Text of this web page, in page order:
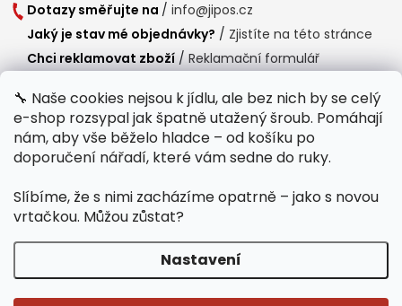
🔧 Naše cookies nejsou k jídlu, ale bez nich by se celý
e-shop rozsypal jak špatně utažený šroub. Pomáhají
nám, aby vše běželo hladce – od košíku po
doporučení nářadí, které vám sedne do ruky.
Slíbíme, že s nimi zacházíme opatrně – jako s novou
vrtačkou. Můžou zůstat?
Nastavení
Dotazy směřujte na / info@jipos.cz
Jaký je stav mé objednávky? / Zjistíte na této stránce
Chci reklamovat zboží / Reklamační formulář
Provozní doba
Po-Čt /
8:00 - 15:00
Polední přestávka /11:00 - 11:30
Copyright 2026Jipos.cz. Všechna práva vyhrazena.Upravit nastavení
cookies